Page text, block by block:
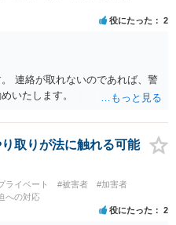
役にたった 2
連絡が取れないのであれば、警
いたします。
取りが法に触れる可能
ライベート #被害者
#加害者
への対応
役にたった 2